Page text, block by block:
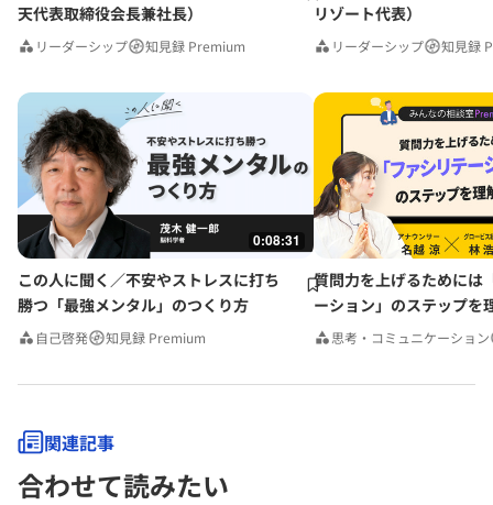
天代表取締役会長兼社長）
リーダーシップ 知見録 Premium
リゾート代表）
リーダーシップ 知見録
0:08:31
この人に聞く／不安やストレスに打ち
勝つ「最強メンタル」のつくり方
自己啓発 知見録 Premium
質問力を上げるためには
ーション」のステップを
みんなの相談室Premium
思考・コミュニケーション
関連記事
合わせて読みたい